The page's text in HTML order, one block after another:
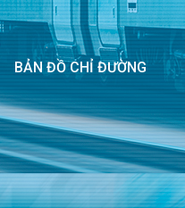
BẢN ĐỒ CHỈ ĐƯỜNG